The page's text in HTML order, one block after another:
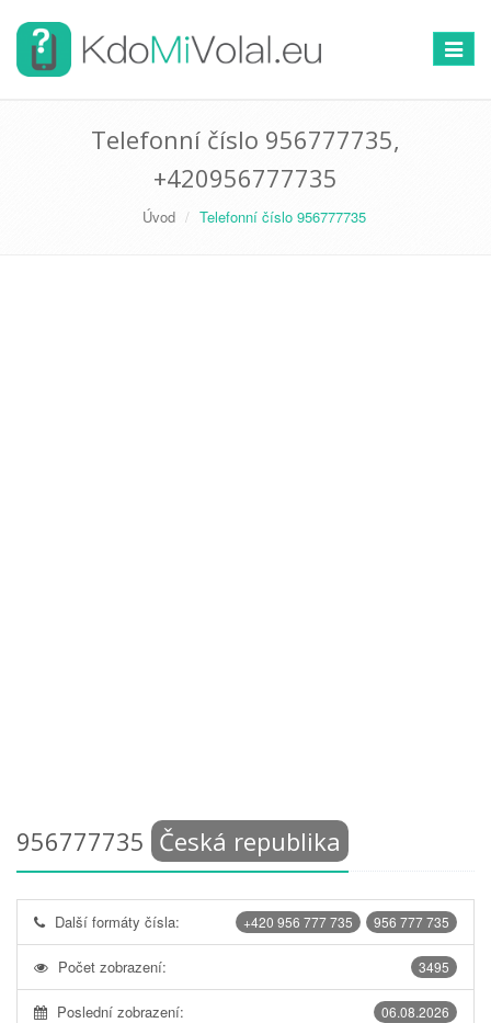
Telefonní číslo 956777735,
+420956777735
Úvod Telefonní číslo 956777735
956777735 Česká republika
956 777 735
+420 956 777 735
Další formáty čísla:
3495
Počet zobrazení:
06.08.2026
Poslední zobrazení: